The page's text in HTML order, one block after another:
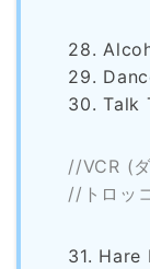
28.
29.
30. Talk
//VCR (
//トロッ
31. Hare